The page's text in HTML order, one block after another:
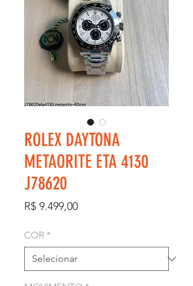
ROLEX DAYTONA
METAORITE ETA 4130
J78620
R$ 9.499,00Preço
COR *